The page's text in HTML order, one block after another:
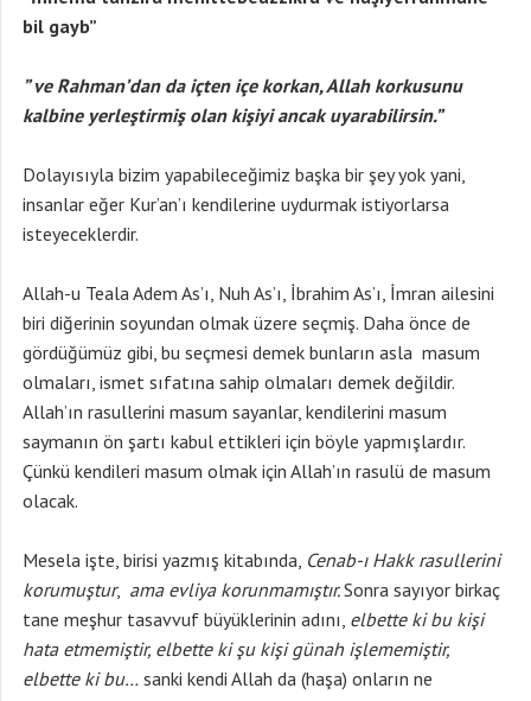
bil gayb”
” ve Rahman’dan da içten içe korkan, Allah korkusunu
kalbine yerleştirmiş olan kişiyi ancak uyarabilirsin.”
Dolayısıyla bizim yapabileceğimiz başka bir şey yok yani,
insanlar eğer Kur’an’ı kendilerine uydurmak istiyorlarsa
isteyeceklerdir.
Allah-u Teala Adem As’ı, Nuh As’ı, İbrahim As’ı, İmran ailesini
biri diğerinin soyundan olmak üzere seçmiş. Daha önce de
gördüğümüz gibi, bu seçmesi demek bunların asla masum
olmaları, ismet sıfatına sahip olmaları demek değildir.
Allah’ın rasullerini masum sayanlar, kendilerini masum
saymanın ön şartı kabul ettikleri için böyle yapmışlardır.
Çünkü kendileri masum olmak için Allah’ın rasulü de masum
olacak.
Mesela işte, birisi yazmış kitabında, Cenab-ı Hakk rasullerini
korumuştur, ama evliya korunmamıştır.Sonra sayıyor birkaç
tane meşhur tasavvuf büyüklerinin adını, elbette ki bu kişi
hata etmemiştir, elbette ki şu kişi günah işlememiştir,
elbette ki bu… sanki kendi Allah da (haşa) onların ne